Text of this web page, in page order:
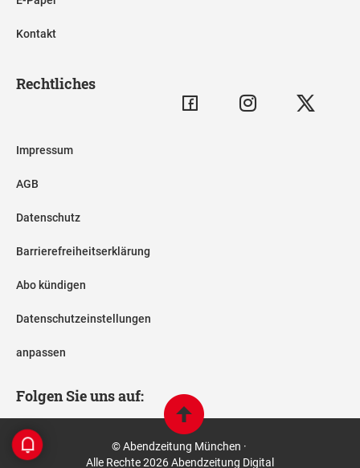
Kontakt
Rechtliches
Impressum
AGB
Datenschutz
Barrierefreiheitserklärung
Abo kündigen
Datenschutzeinstellungen
anpassen
Folgen Sie uns auf:
© Abendzeitung München ·
Alle Rechte 2026 Abendzeitung Digital